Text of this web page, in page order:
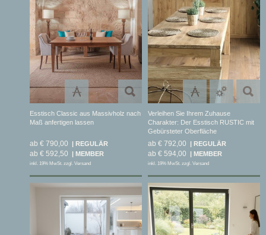
Esstisch Classic aus Massivholz nach
Maß anfertigen lassen
ab € 790,00
ab € 592,50
inkl. 19% MwSt. zzgl. Versand
Verleihen Sie Ihrem Zuhause
Charakter: Der Esstisch RUSTIC mit
Gebürsteter Oberfläche
ab € 792,00
ab € 594,00
inkl. 19% MwSt. zzgl. Versand